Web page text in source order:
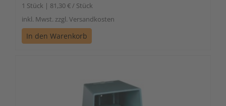
1 Stück | 81,30 € / Stück
inkl. Mwst. zzgl. Versandkosten
In den Warenkorb